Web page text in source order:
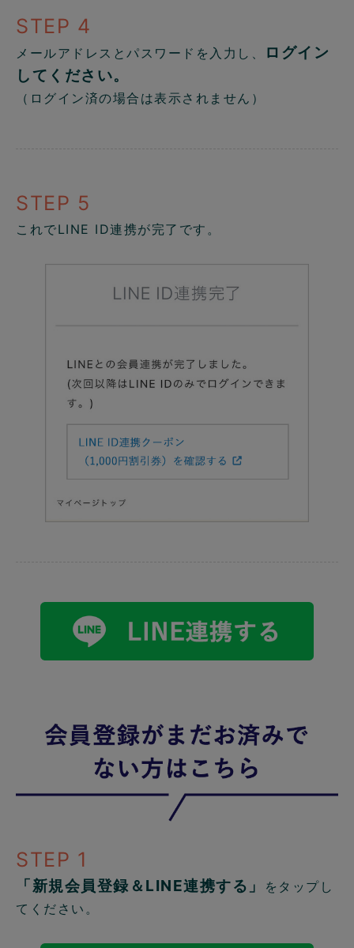
STEP 4
メールアドレスとパスワードを入力し、
ログイン
してください。
（ログイン済の場合は表示されません）
STEP 5
これでLINE ID連携が完了です。
STEP 1
「新規会員登録＆LINE連携する」
をタップし
てください。